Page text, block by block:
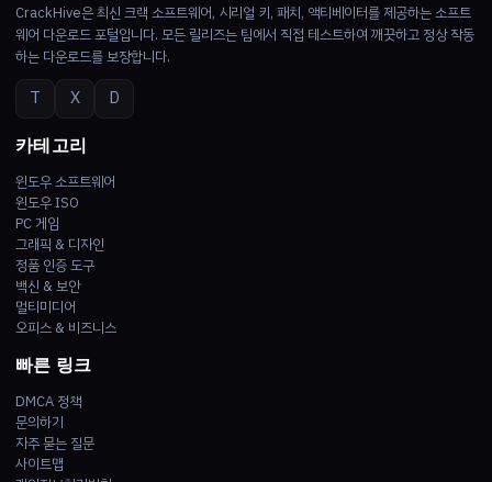
CrackHive은 최신 크랙 소프트웨어, 시리얼 키, 패치, 액티베이터를 제공하는 소프트
웨어 다운로드 포털입니다. 모든 릴리즈는 팀에서 직접 테스트하여 깨끗하고 정상 작동
하는 다운로드를 보장합니다.
T X D
카테고리
윈도우 소프트웨어
윈도우 ISO
PC 게임
그래픽 & 디자인
정품 인증 도구
백신 & 보안
멀티미디어
오피스 & 비즈니스
빠른 링크
DMCA 정책
문의하기
자주 묻는 질문
사이트맵